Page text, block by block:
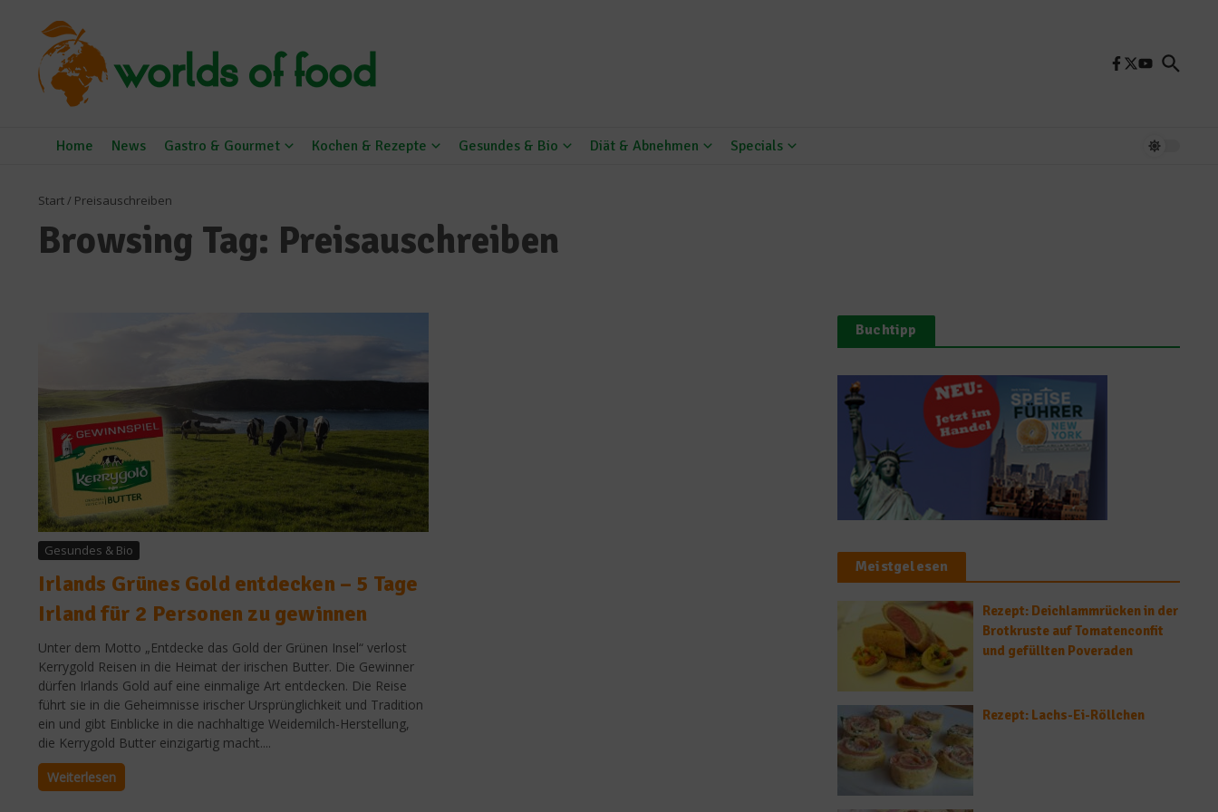
Home News Gastro & Gourmet Kochen & Rezepte Gesundes & Bio Diät & Abnehmen Specials
Start/ Preisauschreiben
Browsing Tag: Preisauschreiben
Gesundes & Bio
Irlands Grünes Gold entdecken – 5 Tage
Irland für 2 Personen zu gewinnen
Unter dem Motto „Entdecke das Gold der Grünen Insel“ verlost
Kerrygold Reisen in die Heimat der irischen Butter. Die Gewinner
dürfen Irlands Gold auf eine einmalige Art entdecken. Die Reise
führt sie in die Geheimnisse irischer Ursprünglichkeit und Tradition
ein und gibt Einblicke in die nachhaltige Weidemilch-Herstellung,
die Kerrygold Butter einzigartig macht....
Weiterlesen
Buchtipp
Meistgelesen
Rezept: Deichlammrücken in der
Brotkruste auf Tomatenconfit
und gefüllten Poveraden
Rezept: Lachs-Ei-Röllchen